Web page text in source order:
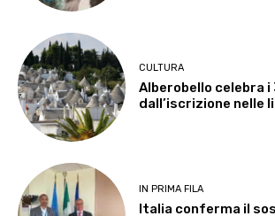
CULTURA
Alberobello celebra i
dall’iscrizione nelle
IN PRIMA FILA
Italia conferma il